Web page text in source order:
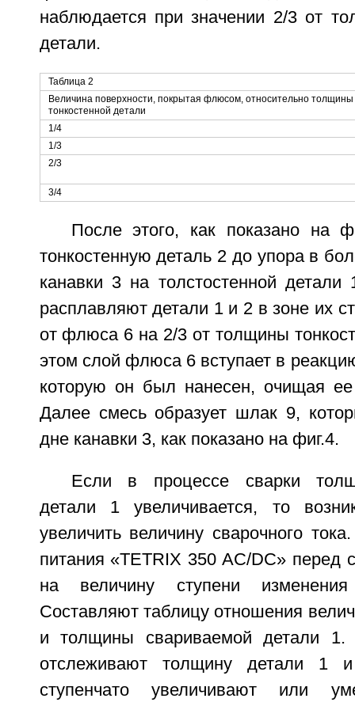
наблюдается при значении 2/3 от
детали.
Таблица 2
Величина поверхности, покрытая флюсом, относительно толщины
тонкостенной детали
1/4
1/3
2/3
3/4
После этого, как показано на
тонкостенную деталь 2 до упора в
канавки 3 на толстостенной
расплавляют детали 1 и 2 в зоне их
от флюса 6 на 2/3 от толщины
этом слой флюса 6 вступает в
которую он был нанесен, очищая ее
Далее смесь образует шлак 9,
дне канавки 3, как показано на фиг.4.
Если в процессе сварки
детали 1 увеличивается, то
увеличить величину сварочного
питания «ТЕТRIХ 350 АС/DC» перед
на величину ступени
Составляют таблицу отношения
и толщины свариваемой детали 1.
отслеживают толщину детали 1 и
ступенчато увеличивают или